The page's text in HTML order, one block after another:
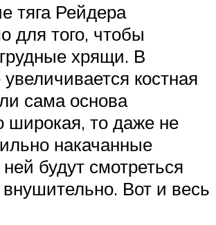
тяга Рейдера
для того, чтобы
хрящи. В
увеличивается костная
сама основа
широкая, то даже не
накачанные
будут смотреться
Вот и весь